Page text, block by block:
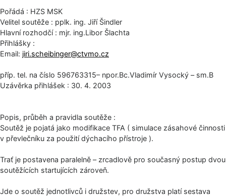
Pořádá : HZS MSK
Velitel soutěže : pplk. ing. Jiří Šindler
Hlavní rozhodčí : mjr. ing.Libor Šlachta
Přihlášky :
Email: jiri.scheibinger@ctvmo.cz
příp. tel. na číslo 596763315– npor.Bc.Vladimír Vysocký – sm.B
Uzávěrka přihlášek : 30. 4. 2003
Popis, průběh a pravidla soutěže :
Soutěž je pojatá jako modifikace TFA ( simulace zásahové činnosti
v převlečníku za použití dýchacího přístroje ).
Trať je postavena paralelně – zrcadlově pro současný postup dvou
soutěžících startujících zároveň.
Jde o soutěž jednotlivců i družstev, pro družstva platí sestava